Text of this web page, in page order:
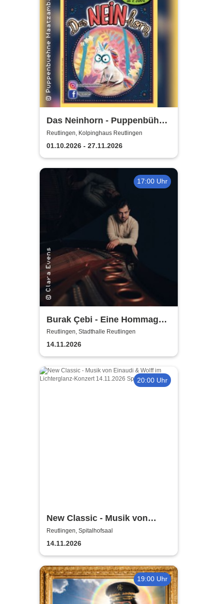
Das Neinhorn - Puppenbühne
Maatzamba
Reutlingen, Kolpinghaus Reutlingen
01.10.2026 - 27.11.2026
17:00 Uhr
Burak Çebi - Eine Hommage
an Ludovico Einaudi
Reutlingen, Stadthalle Reutlingen
14.11.2026
20:00 Uhr
New Classic - Musik von
Einaudi & Wolff im
Lichterglanz-Konzert
Reutlingen, Spitalhofsaal
14.11.2026
19:00 Uhr